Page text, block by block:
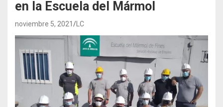
en la Escuela del Mármol
noviembre 5, 2021 LC